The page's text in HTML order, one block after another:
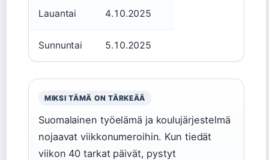
Lauantai 4.10.2025
Sunnuntai 5.10.2025
MIKSI TÄMÄ ON TÄRKEÄÄ
Suomalainen työelämä ja koulujärjestelmä
nojaavat viikkonumeroihin. Kun tiedät
viikon 40 tarkat päivät, pystyt